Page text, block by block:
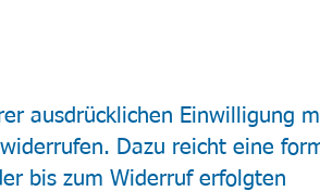
ausdrücklichen Einwilligung
Dazu reicht eine
bis zum Widerruf erfolgten